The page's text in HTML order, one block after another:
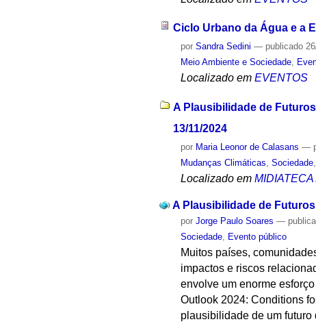
Ciclo Urbano da Água e a
porSandra Sedini — publicado
Meio Ambiente e Sociedade,
Localizado em EVENTOS
A Plausibilidade de
13/11/2024
por Maria Leonor de Calasans —
Mudanças Climáticas,Sociedade
Localizado em MIDIATECA
A Plausibilidade de
porJorge Paulo Soares —
Sociedade
Evento público
Muitos países,
impactos e riscos
envolve um enorme
Outlook 2024: Conditions
plausibilidade de um